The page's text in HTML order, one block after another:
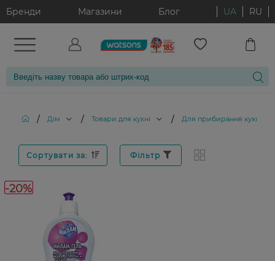
Бренди Магазини Блог UA RU
/ Дім / Товари для кухні / Для прибирання кухні
Сортувати за: Фільтр
-20%